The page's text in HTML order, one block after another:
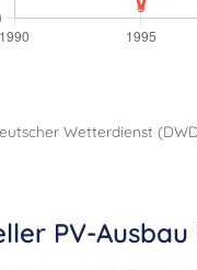
Wetterdienst
PV-